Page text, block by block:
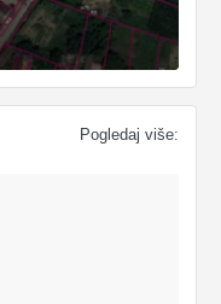
Pogledaj više: